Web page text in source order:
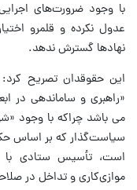
با وجود ضرورت‌های
عدول نکرده و قلمرو
نهادها گسترش ندهد.
این حقوقدان تصریح
«راهبری و ساماندهی در
می باشد چراکه با وجود
سیاست‌گذار که بر اساس
است، تأسیس ستادی با
موازی‌کاری و تداخل در